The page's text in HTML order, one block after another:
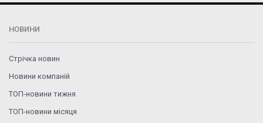
НОВИНИ
Стрічка новин
Новини компаній
ТОП-новини тижня
ТОП-новини місяця